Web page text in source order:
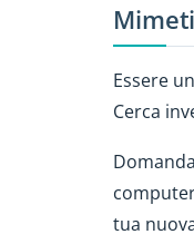
Essere
Cerca
tua